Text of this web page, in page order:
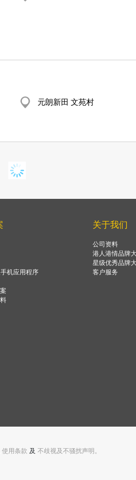
元朗新田 文苑村
屯门 屯门栢丽广场